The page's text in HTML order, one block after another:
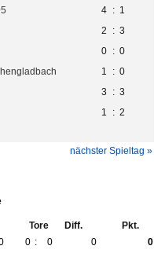
4 : 1
2 : 3
0 : 0
1 : 0
3 : 3
1 : 2
nächster Spieltag »
Tore Diff.
Pkt.
0 : 0 0
0